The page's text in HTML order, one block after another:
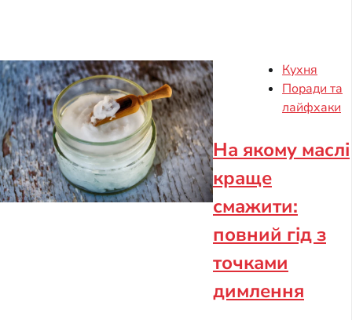
Кухня
Поради та
лайфхаки
На якому маслі
краще
смажити:
повний гід з
точками
димлення